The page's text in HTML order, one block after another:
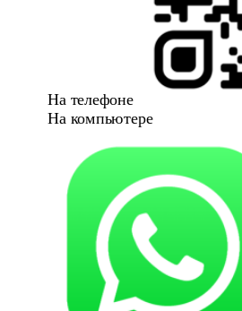
На телефоне
На компьютере